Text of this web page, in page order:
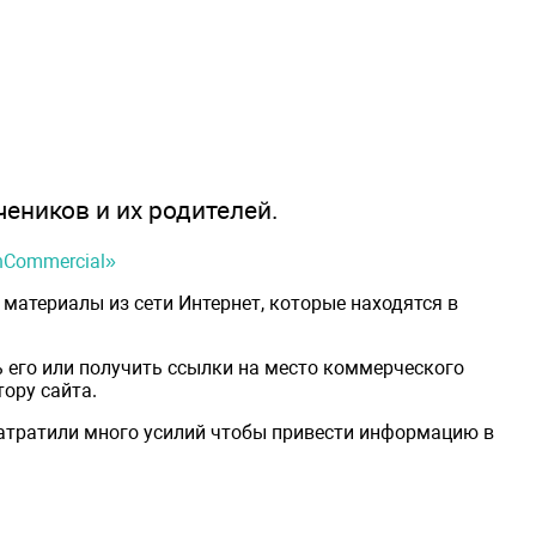
и их родителей.
из сети Интернет, которые находятся в
или получить ссылки на место коммерческого
сайта.
много усилий чтобы привести информацию в